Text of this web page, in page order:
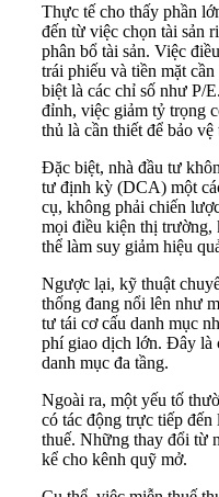
Thực tế cho thấy phần
đến từ việc chọn tài sản
phân bổ tài sản. Việc
trái phiếu và tiền mặt
biệt là các chỉ số như P/
đỉnh, việc giảm tỷ trọng
thủ là cần thiết để bảo vệ
Đặc biệt, nhà đầu tư
tư định kỳ (DCA) một
cụ, không phải chiến
mọi điều kiện thị trường,
thể làm suy giảm hiệu
Ngược lại, kỹ thuật
thống đang nổi lên như
tư tái cơ cấu danh mục
phí giao dịch lớn. Đây là
danh mục đa tầng.
Ngoài ra, một yếu tố
có tác động trực tiếp
thuế. Những thay đổi từ
kể cho kênh quỹ mở.